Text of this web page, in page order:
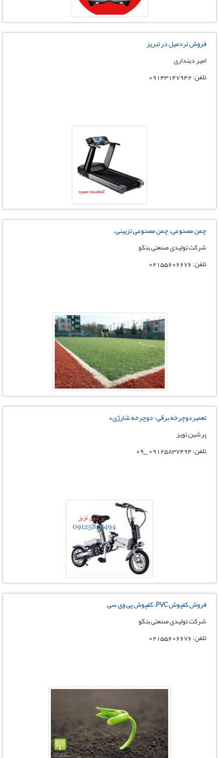
فروش تردمیل در تبریز
امیر دینداری
تلفن: 09143147942
چمن مصنوعی، چمن مصنوعی تزیینی،
شرکت تولیدی صنعتی بنکو
تلفن: 02155606676
تعمیردوچرخه برقی-دوچرخه شارژی0
پرشین تویز
تلفن: 09125837494 _09
فروش کفپوش PVC، کفپوش پی وی سی
شرکت تولیدی صنعتی بنکو
تلفن: 02155606676